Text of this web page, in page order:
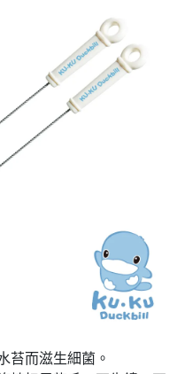
苔而滋生細菌。